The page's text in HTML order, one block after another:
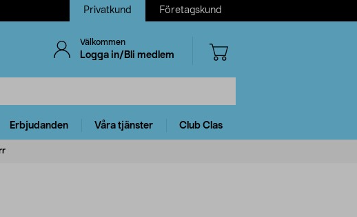
Privatkund Företagskund
Välkommen
Logga in/Bli medlem
Erbjudanden Våra tjänster Club Clas